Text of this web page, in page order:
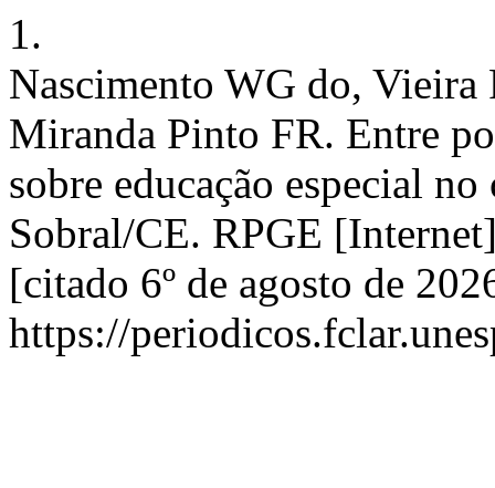
1.
Nascimento WG do,
Miranda Pinto FR. Entre
sobre educação especial
Sobral/CE. RPGE
[citado 6º de agosto de
https://